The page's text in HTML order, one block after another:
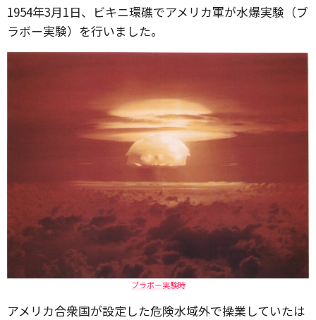
1954年3月1日、ビキニ環礁でアメリカ軍が水爆実験（ブ
ラボー実験）を行いました。
ブラボー実験時
アメリカ合衆国が設定した危険水域外で操業していたは